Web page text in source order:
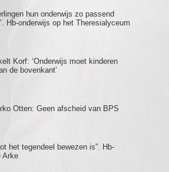
hun onderwijs zo passend
Hb-onderwijs op het Theresialyceum
Korf: ‘Onderwijs moet kinderen
de bovenkant’
Otten: Geen afscheid van BPS
het tegendeel bewezen is”. Hb-
Arke